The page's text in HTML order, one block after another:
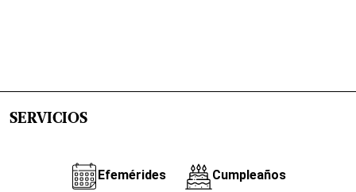
SERVICIOS
Efemérides Cumpleaños